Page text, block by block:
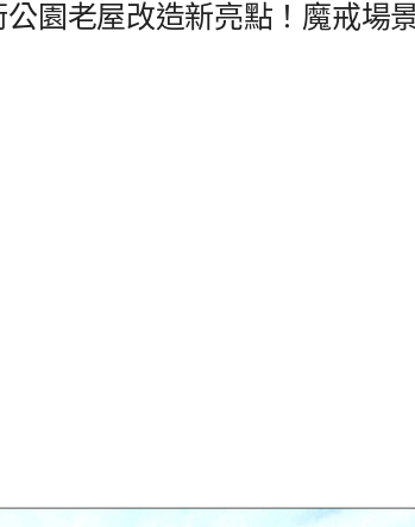
園老屋改造新亮點！魔戒場